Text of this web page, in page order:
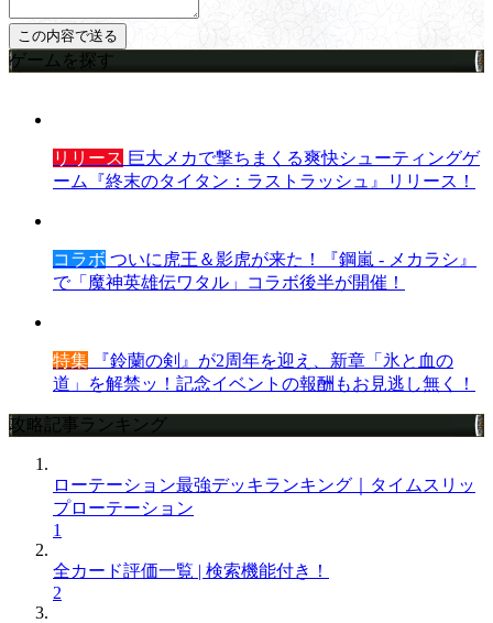
ゲームを探す
リリース 巨大メカで撃ちまくる爽快シューティングゲ
ーム『終末のタイタン：ラストラッシュ』リリース！
コラボ ついに虎王＆影虎が来た！『鋼嵐 - メカラシ』
で「魔神英雄伝ワタル」コラボ後半が開催！
特集 『鈴蘭の剣』が2周年を迎え、新章「氷と血の
道」を解禁ッ！記念イベントの報酬もお見逃し無く！
攻略記事ランキング
ローテーション最強デッキランキング｜タイムスリッ
プローテーション
1
全カード評価一覧 | 検索機能付き！
2